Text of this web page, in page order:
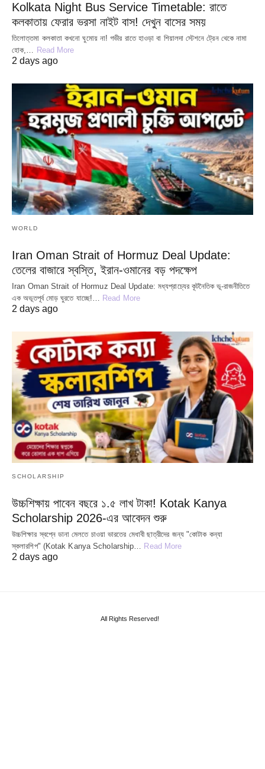
Kolkata Night Bus Service Timetable: রাতে
কলকাতায় ফেরার ভরসা নাইট বাস! দেখুন বাসের সময়
তিলোত্তমা কলকাতা কখনো ঘুমোয় না! গভীর রাতে হাওড়া বা শিয়ালদা স্টেশনে ট্রেন থেকে নামা
হোক,… Read More
2 days ago
WORLD
Iran Oman Strait of Hormuz Deal Update:
তেলের বাজারে স্বস্তি, ইরান-ওমানের বড় পদক্ষেপ
Iran Oman Strait of Hormuz Deal Update: মধ্যপ্রাচ্যের কূটনৈতিক ভূ-রাজনীতিতে
এক অভূতপূর্ব মোড় ঘুরতে যাচ্ছে!…
Read More
2 days ago
SCHOLARSHIP
উচ্চশিক্ষায় পাবেন বছরে ১.৫ লাখ টাকা! Kotak Kanya
Scholarship 2026-এর আবেদন শুরু
উচ্চশিক্ষার স্বপ্নে ডানা মেলতে চাওয়া ভারতের মেধাবী ছাত্রীদের জন্য "কোটাক কন্যা
স্কলারশিপ" (Kotak Kanya Scholarship… Read More
2 days ago
All Rights Reserved!